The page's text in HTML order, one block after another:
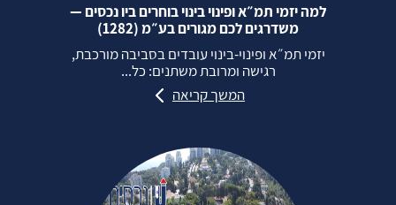
למה יזמי תמ״א ופינוי בינוי בוחרים ביו נכסים —
משדרגים לכם מגורים בע״מ (1282)
יזמי תמ״א ופינוי‑בינוי עובדים בסביבה מורכבת,
רגישה ומרובת משתנים: כל...
המשך קריאה